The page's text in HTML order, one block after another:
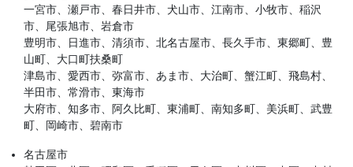
一宮市、瀬戸市、春日井市、犬山市、江南市、小牧市、稲沢
市、尾張旭市、岩倉市
豊明市、日進市、清須市、北名古屋市、長久手市、東郷町、豊
山町、大口町扶桑町
津島市、愛西市、弥富市、あま市、大治町、蟹江町、飛島村、
半田市、常滑市、東海市
大府市、知多市、阿久比町、東浦町、南知多町、美浜町、武豊
町、岡崎市、碧南市
名古屋市